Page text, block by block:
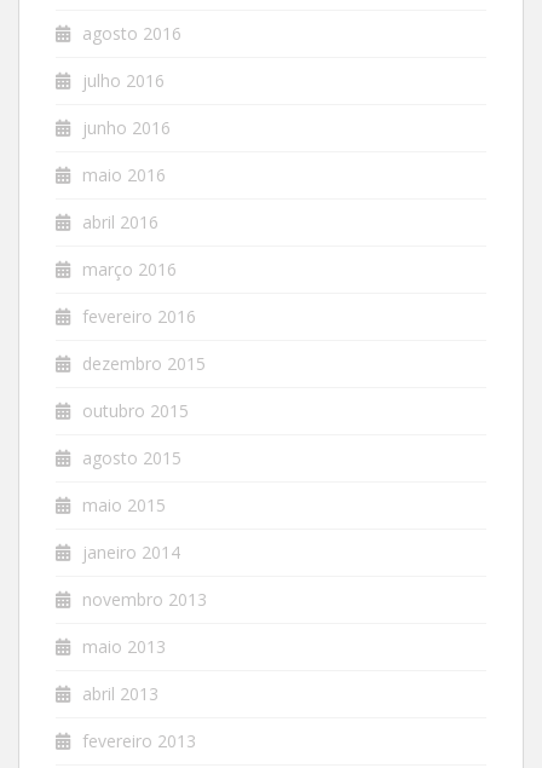
agosto 2016
julho 2016
junho 2016
maio 2016
abril 2016
março 2016
fevereiro 2016
dezembro 2015
outubro 2015
agosto 2015
maio 2015
janeiro 2014
novembro 2013
maio 2013
abril 2013
fevereiro 2013